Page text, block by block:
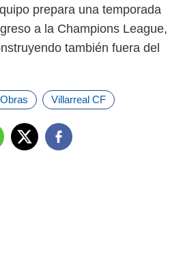
prepara una temporada
a la Champions League,
también fuera del
Obras Villarreal CF